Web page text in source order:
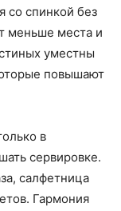
со спинкой без
меньше места и
уместны
повышают
в
сервировке.
салфетница
Гармония